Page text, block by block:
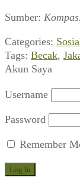
Sumber:
Categories:
Tags: Becak,
Akun Saya
Username
Password
Remember